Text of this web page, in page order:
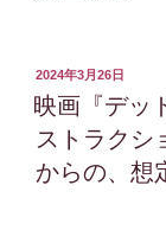
溢
れ
る、
お
上
ッ
ペ
ン
イ
投
稿
日:
2024年3月26日
映画『デッ
ストラク
からの、想